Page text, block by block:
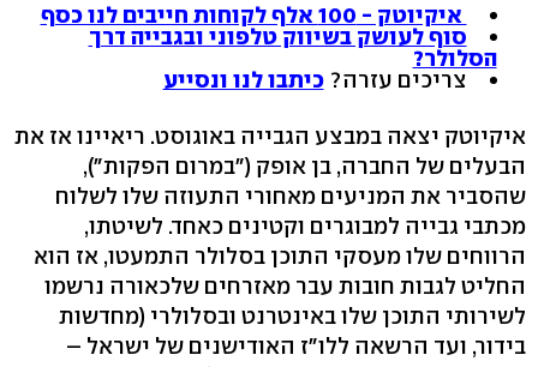
איקיוטק - 100 אלף לקוחות חייבים לנו כסף
סוף לעושק בשיווק טלפוני ובגבייה דרך
הסלולר?
צריכים עזרה?כיתבו לנו ונסייע
איקיוטק יצאה במבצע הגבייה באוגוסט. ריאיינו אז את
הבעלים של החברה, בן אופק ("במרום הפקות"),
שהסביר את המניעים מאחורי התעוזה שלו לשלוח
מכתבי גבייה למבוגרים וקטינים כאחד. לשיטתו,
הרווחים שלו מעסקי התוכן בסלולר התמעטו, אז הוא
החליט לגבות חובות עבר מאזרחים שלכאורה נרשמו
לשירותי התוכן שלו באינטרנט ובסלולרי (מחדשות
בידור, ועד הרשאה ללו"ז האודישנים של ישראל –